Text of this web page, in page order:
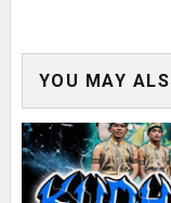
YOU MAY